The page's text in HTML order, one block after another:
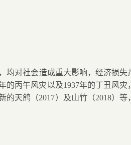
均对社会造成重大影响，经济损失
的丙午风灾以及1937年的丁丑风灾
的天鸽（2017）及山竹（2018）等